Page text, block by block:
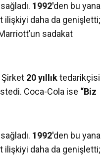
1992′den bu yana
ilişkiyi daha da genişletti;
sadakat
Şirket 20 yıllıktedarikçisi
Coca-Cola ise “Biz
1992′den bu yana
ilişkiyi daha da genişletti;